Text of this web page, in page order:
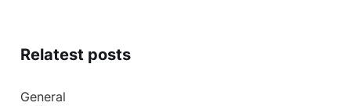
Relatest posts
General